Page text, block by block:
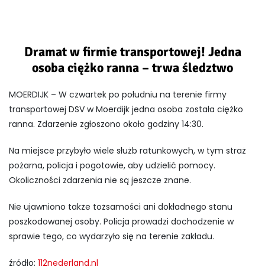
Dramat w firmie transportowej! Jedna
osoba ciężko ranna – trwa śledztwo
MOERDIJK – W czwartek po południu na terenie firmy
transportowej DSV w Moerdijk jedna osoba została ciężko
ranna. Zdarzenie zgłoszono około godziny 14:30.
Na miejsce przybyło wiele służb ratunkowych, w tym straż
pożarna, policja i pogotowie, aby udzielić pomocy.
Okoliczności zdarzenia nie są jeszcze znane.
Nie ujawniono także tożsamości ani dokładnego stanu
poszkodowanej osoby. Policja prowadzi dochodzenie w
sprawie tego, co wydarzyło się na terenie zakładu.
źródło: 112nederland.nl